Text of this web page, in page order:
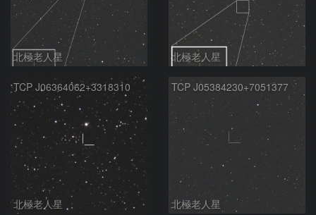
北極老人星 北極老人星
TCP J06364062+3318310
北極老人星
TCP J05384230+7051377
北極老人星